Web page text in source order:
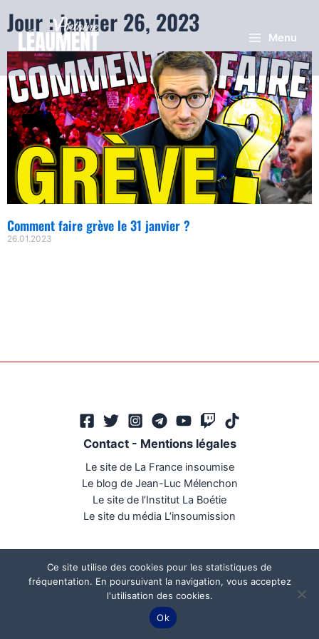
Menu
Jour : janvier 26, 2023
Comment faire grève le 31 janvier ?
26.01.2023
Contact- Mentions légales
Le site de La France insoumise
Le blog de Jean-Luc Mélenchon
Le site de l’Institut La Boétie
Le site du média L’insoumission
Mégaphone communication
Ce site utilise des cookies pour les statistiques de
fréquentation. En poursuivant la navigation, vous acceptez
l'utilisation des cookies.
Ok